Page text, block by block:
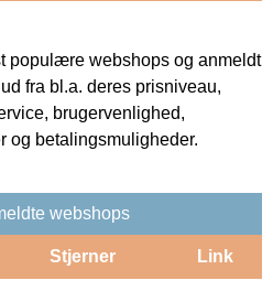
populære webshops og anmeldt
fra bl.a. deres prisniveau,
brugervenlighed,
og betalingsmuligheder.
webshops
Stjerner Link